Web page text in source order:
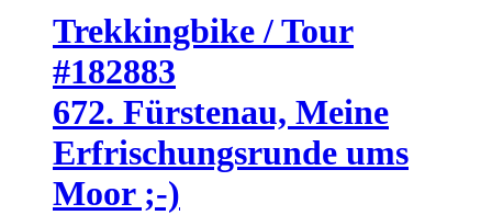
Trekkingbike / Tour
#182883
672. Fürstenau, Meine
Erfrischungsrunde ums
Moor ;-)